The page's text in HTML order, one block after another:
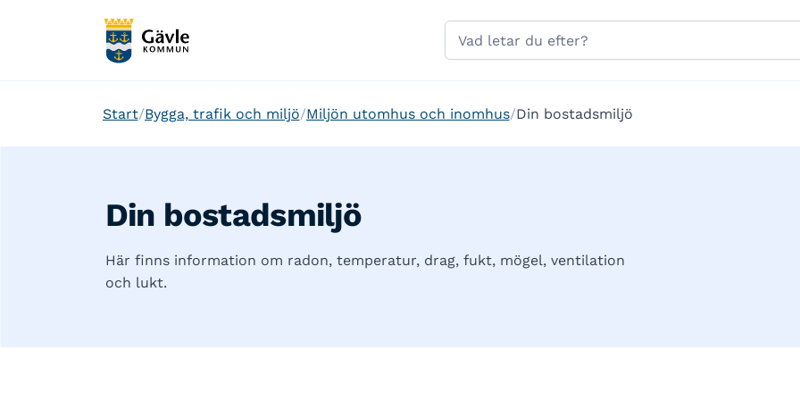
Sök
på
Start Bygga, trafik och miljö Miljön utomhus och inomhus Din bostadsmiljö
Din bostadsmiljö
Här finns information om radon, temperatur, drag, fukt, mögel, ventilation
och lukt.